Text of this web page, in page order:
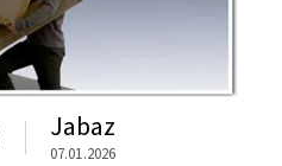
Jabaz
07.01.2026